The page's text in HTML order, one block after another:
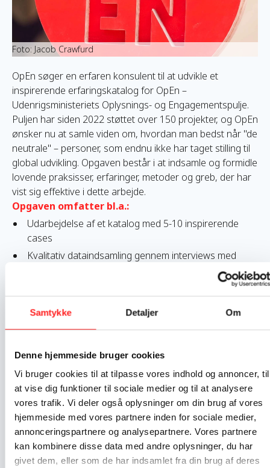
Samtykke Detaljer Om
Denne hjemmeside bruger cookies
Vi bruger cookies til at tilpasse vores indhold og annoncer, til
at vise dig funktioner til sociale medier og til at analysere
vores trafik. Vi deler også oplysninger om din brug af vores
hjemmeside med vores partnere inden for sociale medier,
annonceringspartnere og analysepartnere. Vores partnere
kan kombinere disse data med andre oplysninger, du har
givet dem, eller som de har indsamlet fra din brug af deres
Foto: Jacob Crawfurd
OpEn søger en erfaren konsulent til at udvikle et
inspirerende erfaringskatalog for OpEn –
Udenrigsministeriets Oplysnings- og Engagementspulje.
Puljen har siden 2022 støttet over 150 projekter, og OpEn
ønsker nu at samle viden om, hvordan man bedst når "de
neutrale" – personer, som endnu ikke har taget stilling til
global udvikling. Opgaven består i at indsamle og formidle
lovende praksisser, erfaringer, metoder og greb, der har
vist sig effektive i dette arbejde.
Opgaven omfatter bl.a.:
Udarbejdelse af et katalog med 5-10 inspirerende
cases
Kvalitativ dataindsamling gennem interviews med
projektmodtagere og målgrupperepræsentanter
Analyse og formidling af metoder til at oplyse og
Præsentation af resultater til både interne og
eksterne aktører
engagementsarbejde i Danmark
Erfaring med kvalitativ dataindsamling og analyse
Gode formidlingsevner på dansk – letforståeligt og
engagerende
Erfaring med lignende opgaver eller publikationer
Praktisk information